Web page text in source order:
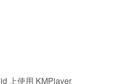
上使用 KMPlayer